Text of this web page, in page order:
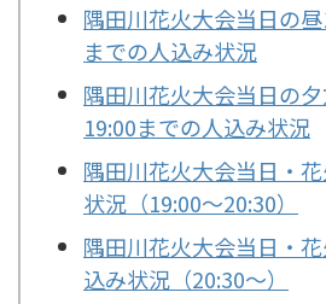
隅田川花火大会当日の
までの人込み状況
隅田川花火大会当日の
19:00までの人込み状況
隅田川花火大会当日・
状況（19:00～20:30）
隅田川花火大会当日・
込み状況（20:30～）